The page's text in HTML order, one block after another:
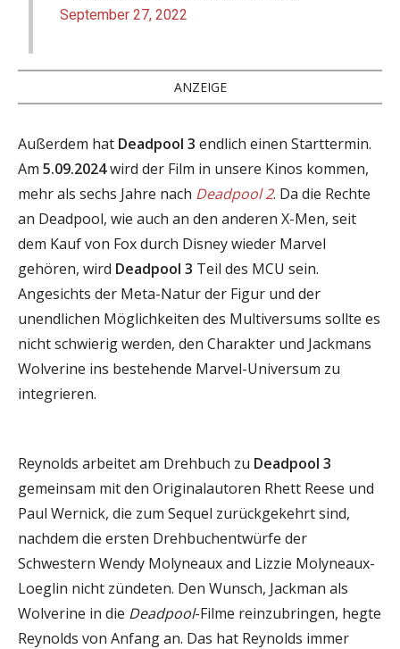
September 27, 2022
ANZEIGE
Außerdem hat Deadpool 3 endlich einen Starttermin.
Am 5.09.2024wird der Film in unsere Kinos kommen,
mehr als sechs Jahre nach Deadpool 2. Da die Rechte
an Deadpool, wie auch an den anderen X-Men, seit
dem Kauf von Fox durch Disney wieder Marvel
gehören, wird Deadpool 3 Teil des MCU sein.
Angesichts der Meta-Natur der Figur und der
unendlichen Möglichkeiten des Multiversums sollte es
nicht schwierig werden, den Charakter und Jackmans
Wolverine ins bestehende Marvel-Universum zu
integrieren.
Reynolds arbeitet am Drehbuch zu Deadpool 3
gemeinsam mit den Originalautoren Rhett Reese und
Paul Wernick, die zum Sequel zurückgekehrt sind,
nachdem die ersten Drehbuchentwürfe der
Schwestern Wendy Molyneaux and Lizzie Molyneaux-
Loeglin nicht zündeten. Den Wunsch, Jackman als
Wolverine in die Deadpool-Filme reinzubringen, hegte
Reynolds von Anfang an. Das hat Reynolds immer